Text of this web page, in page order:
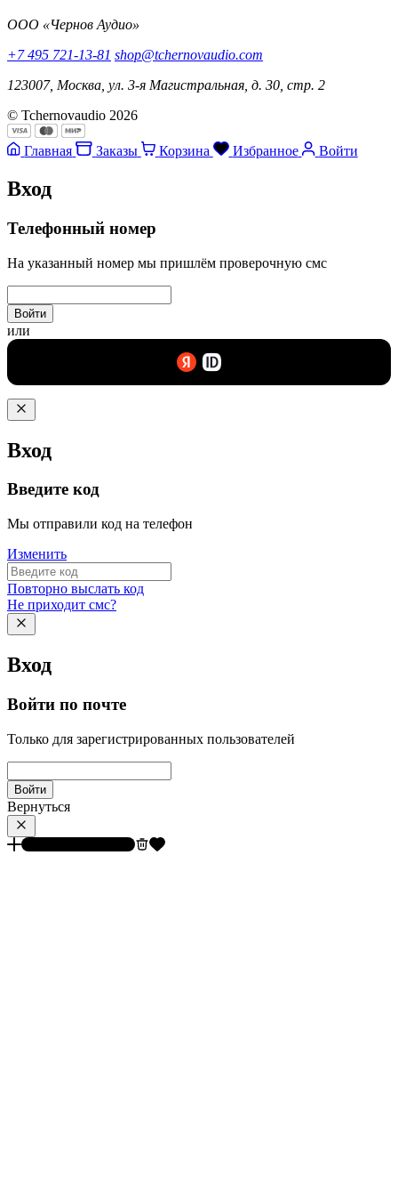
ООО «Чернов Аудио»
+7 495 721-13-81 shop@tchernovaudio.com
123007, Москва, ул. 3-я Магистральная, д. 30, стр. 2
© Tchernovaudio 2026
Главная Заказы Корзина Избранное Войти
Вход
Телефонный номер
На указанный номер мы пришлём проверочную смс
Войти
или
Вход
Введите код
Мы отправили код на телефон
Изменить
Повторно выслать код
Не приходит смс?
Вход
Войти по почте
Только для зарегистрированных пользователей
Войти
Вернуться